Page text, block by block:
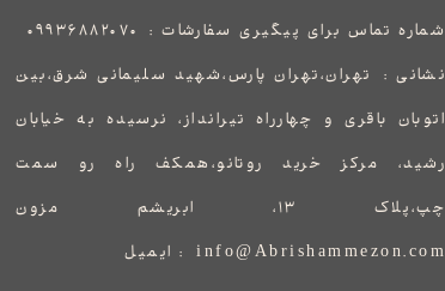
شماره تماس برای پیگیری سفارشات : ۰۹۹۳۶۸۸۲۰۷۰
نشانی : ​​​​​​​​​​​​​​تهران،تهران پارس،شهید سلیمانی شرق،بین
اتوبان باقری و چهارراه تیرانداز، نرسیده به خیابان
رشید، مرکز خرید روتانو،همکف راه رو سمت
چپ،پلاک ۱۳، ابریشم مزون
info@Abrishammezon.com : ایمیل